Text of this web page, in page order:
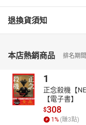
退換貨須知
本店熱銷商品 排名期
1
正念殺機【
【電子書】
$308
1 % (賺3點)